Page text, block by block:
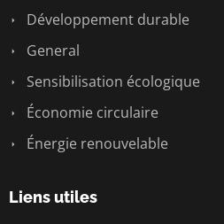
Développement durable
General
Sensibilisation écologique
Économie circulaire
Énergie renouvelable
Liens utiles